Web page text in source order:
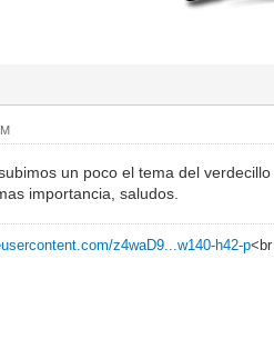
un poco el tema del
importancia, saludos.
z4waD9...w140-h42-p